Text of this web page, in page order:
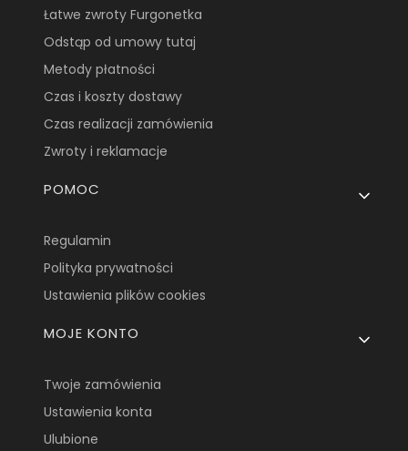
Łatwe zwroty Furgonetka
Odstąp od umowy tutaj
Metody płatności
Czas i koszty dostawy
Czas realizacji zamówienia
Zwroty i reklamacje
POMOC
Regulamin
Polityka prywatności
Ustawienia plików cookies
MOJE KONTO
Twoje zamówienia
Ustawienia konta
Ulubione